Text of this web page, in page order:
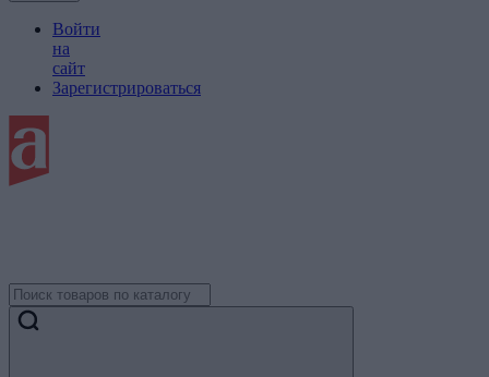
Войти
на
сайт
Зарегистрироваться